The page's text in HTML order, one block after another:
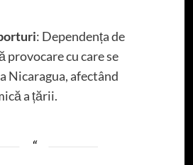
: Dependența de
cu care se
Nicaragua, afectând
a țării.